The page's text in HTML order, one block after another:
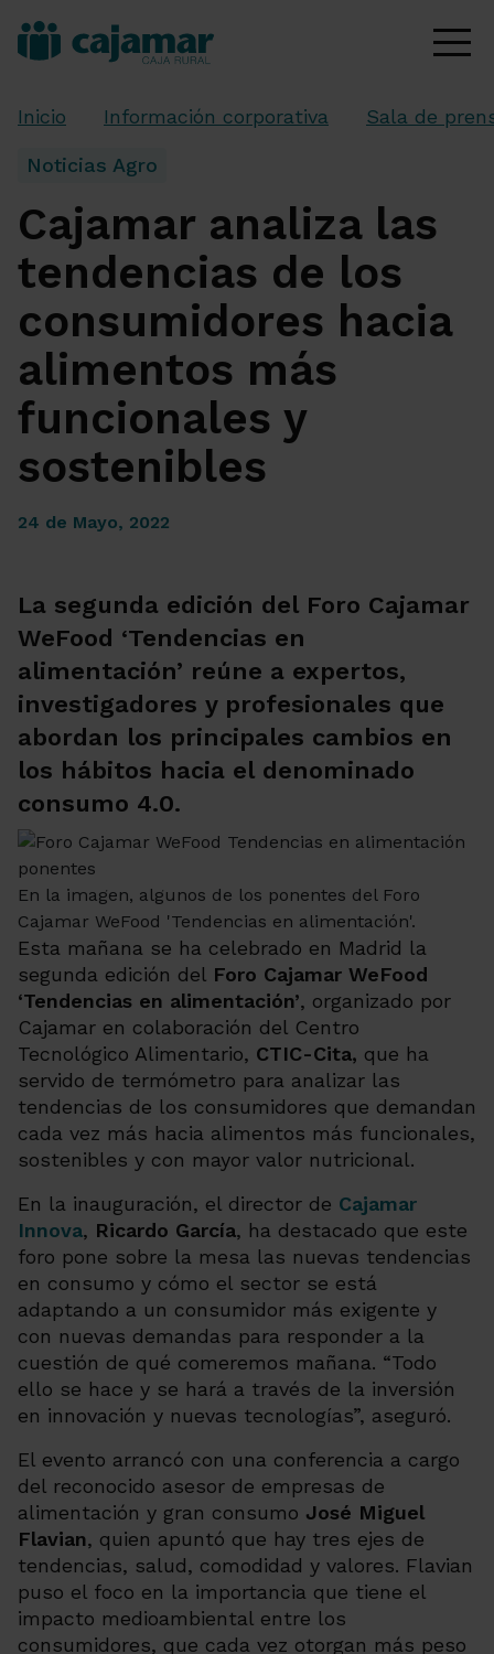
Inicio Información corporativa Sala de
Noticias Agro
Cajamar analiza las
tendencias de los
consumidores hacia
alimentos más
funcionales y
sostenibles
24 de Mayo, 2022
La segunda edición del Foro Cajamar
WeFood ‘Tendencias en
alimentación’ reúne a expertos,
investigadores y profesionales que
abordan los principales cambios en
los hábitos hacia el denominado
consumo 4.0.
En la imagen, algunos de los ponentes del Foro
Cajamar WeFood 'Tendencias en alimentación'.
Esta mañana se ha celebrado en Madrid la
segunda edición del Foro Cajamar WeFood
‘Tendencias en alimentación’, organizado por
Cajamar en colaboración del Centro
Tecnológico Alimentario, CTIC-Cita, que ha
servido de termómetro para analizar las
tendencias de los consumidores que demandan
cada vez más hacia alimentos más funcionales,
sostenibles y con mayor valor nutricional.
En la inauguración, el director de Cajamar
Innova, Ricardo García, ha destacado que este
foro pone sobre la mesa las nuevas tendencias
en consumo y cómo el sector se está
adaptando a un consumidor más exigente y
con nuevas demandas para responder a la
cuestión de qué comeremos mañana. “Todo
ello se hace y se hará a través de la inversión
en innovación y nuevas tecnologías”, aseguró.
El evento arrancó con una conferencia a cargo
del reconocido asesor de empresas de
alimentación y gran consumo José Miguel
Flavian, quien apuntó que hay tres ejes de
tendencias, salud, comodidad y valores. Flavian
puso el foco en la importancia que tiene el
impacto medioambiental entre los
consumidores, que cada vez otorgan más peso